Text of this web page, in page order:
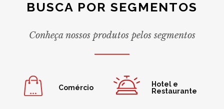
BUSCA POR SEGMENTOS
Conheça nossos produtos pelos segmentos
Comércio
Hotel e
Restaurante